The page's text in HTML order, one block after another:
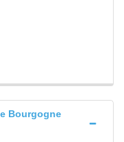
Bourgogne